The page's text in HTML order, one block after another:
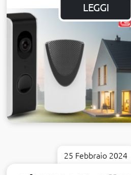
LEGGI
25 Febbraio 2024